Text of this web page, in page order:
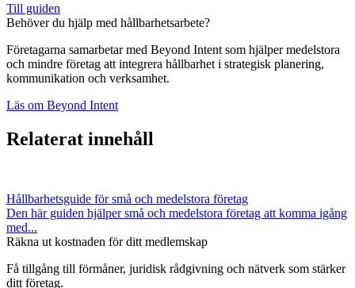
Till guiden
Behöver du hjälp med hållbarhetsarbete?
Företagarna samarbetar med Beyond Intent som hjälper medelstora
och mindre företag att integrera hållbarhet i strategisk planering,
kommunikation och verksamhet.
Läs om Beyond Intent
Relaterat innehåll
Hållbarhetsguide för små och medelstora företag
Den här guiden hjälper små och medelstora företag att komma igång
med...
Räkna ut kostnaden för ditt medlemskap
Få tillgång till förmåner, juridisk rådgivning och nätverk som stärker
ditt företag.